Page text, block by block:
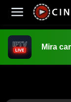
Mira